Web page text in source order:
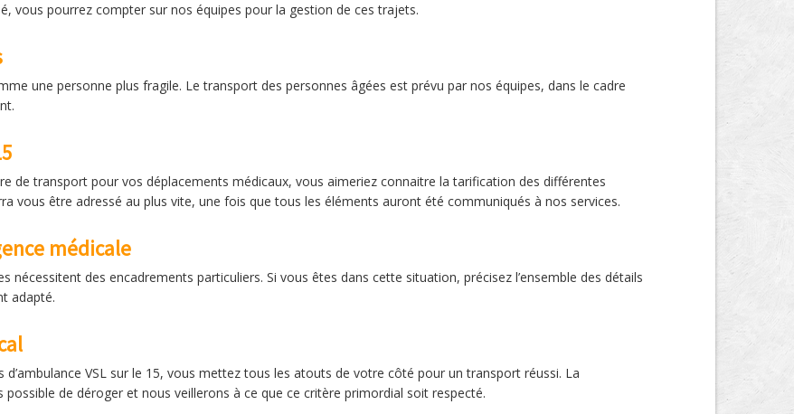
vous pourrez compter sur nos équipes pour la gestion de ces trajets.
une personne plus fragile. Le transport des personnes âgées est prévu par nos équipes, dans le cadre
de transport pour vos déplacements médicaux, vous aimeriez connaitre la tarification des différentes
vous être adressé au plus vite, une fois que tous les éléments auront été communiqués à nos services.
médicale
nécessitent des encadrements particuliers. Si vous êtes dans cette situation, précisez l’ensemble des détails
adapté.
d’ambulance VSL sur le 15, vous mettez tous les atouts de votre côté pour un transport réussi. La
possible de déroger et nous veillerons à ce que ce critère primordial soit respecté.